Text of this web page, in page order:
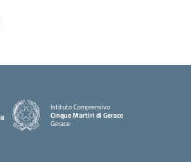
Istituto Comprensivo
Cinque Martiri di Gerace
Gerace